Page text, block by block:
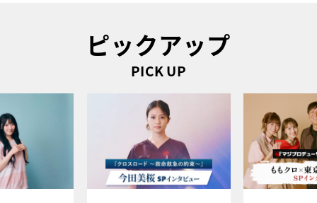
ピックアップ
PICK UP